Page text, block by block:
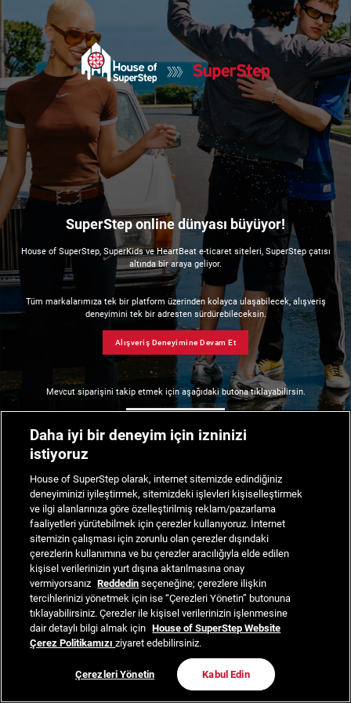
SuperStep online dünyası büyüyor!
House of SuperStep, SuperKids ve HeartBeat e-ticaret siteleri, SuperStep çatısı
altında bir araya geliyor.
Tüm markalarımıza tek bir platform üzerinden kolayca ulaşabilecek, alışveriş
deneyimini tek bir adresten sürdürebileceksin.
Alışveriş Deneyimine Devam Et
Mevcut siparişini takip etmek için aşağıdaki butona tıklayabilirsin.
Daha iyi bir deneyim için izninizi
istiyoruz
House of SuperStep olarak, internet sitemizde edindiğiniz
deneyiminizi iyileştirmek, sitemizdeki işlevleri kişiselleştirmek
ve ilgi alanlarınıza göre özelleştirilmiş reklam/pazarlama
faaliyetleri yürütebilmek için çerezler kullanıyoruz. İnternet
sitemizin çalışması için zorunlu olan çerezler dışındaki
çerezlerin kullanımına ve bu çerezler aracılığıyla elde edilen
kişisel verilerinizin yurt dışına aktarılmasına onay
vermiyorsanız Reddedin seçeneğine; çerezlere ilişkin
tercihlerinizi yönetmek için ise “Çerezleri Yönetin” butonuna
tıklayabilirsiniz. Çerezler ile kişisel verilerinizin işlenmesine
dair detaylı bilgi almak için House of SuperStep Website
Çerez Politikamızıziyaret edebilirsiniz.
Çerezleri Yönetin Kabul Edin